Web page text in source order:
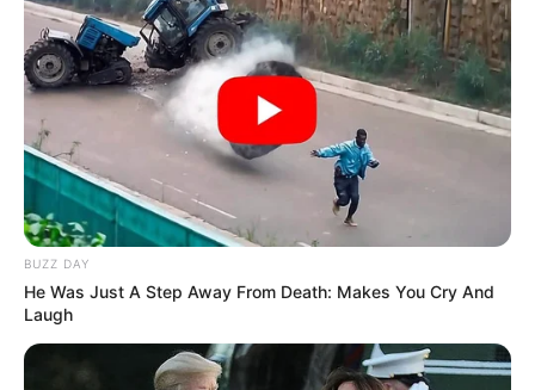
BUZZ DAY
He Was Just A Step Away From Death: Makes You Cry And
Laugh